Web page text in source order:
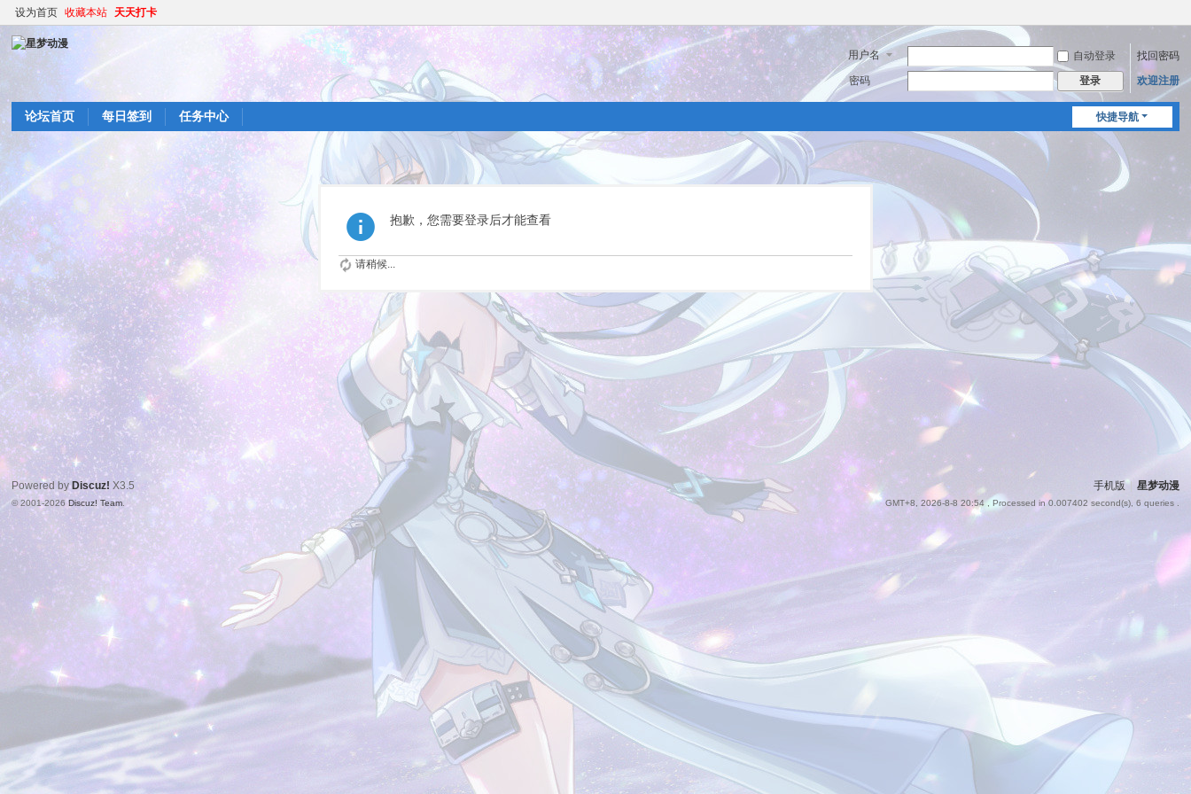
设为首页 收藏本站 天天打卡
用户名 自动登录
找回密码
密码
登录 欢迎注册
快捷导航
论坛首页 每日签到 任务中心
抱歉，您需要登录后才能查看
请稍候...
手机版 | 星梦动漫
GMT+8, 2026-8-8 20:54, Processed in 0.007402 second(s), 6 queries .
Powered by Discuz! X3.5
© 2001-2026Discuz! Team